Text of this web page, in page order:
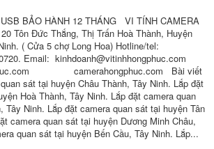
BẢO HÀNH 12 THÁNG VI TÍNH CAMERA
Tôn Đức Thắng, Thị Trấn Hoà Thành, Huyện
( Cửa 5 chợ Long Hoa) Hotline/tel:
Email: kinhdoanh@vitinhhongphuc.com
camerahongphuc.com Bài viết
sát tại huyện Châu Thành, Tây Ninh. Lắp đặt
Hoà Thành, Tây Ninh. Lắp đặt camera quan
Tây Ninh. Lắp đặt camera quan sát tại huyện Tân
camera quan sát tại huyện Dương Minh Châu,
quan sát tại huyện Bến Cầu, Tây Ninh. Lắp...